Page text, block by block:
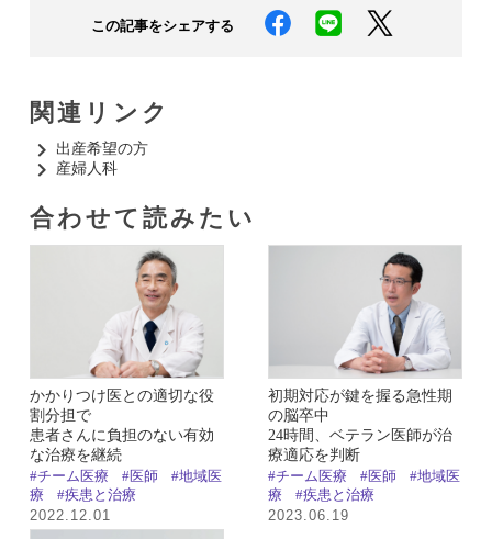
この記事をシェアする
関連リンク
出産希望の方​
産婦人科​
合わせて読みたい​
かかりつけ医との適切な役
割分担で
患者さんに負担のない有効
な治療を継続
#チーム医療 #医師
#地域医
療
#疾患と治療
2022.12.01
初期対応が鍵を握る急性期
の脳卒中
24時間、ベテラン医師が治
療適応を判断
#チーム医療 #医師
#地域医
療
#疾患と治療
2023.06.19